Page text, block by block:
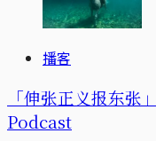
播客
「伸张正义报东张
Podcast